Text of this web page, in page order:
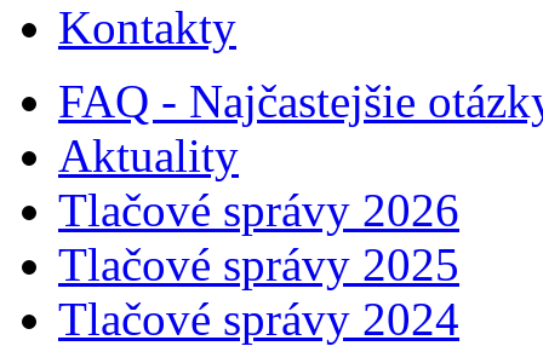
Kontakty
FAQ - Najčastejšie
Aktuality
Tlačové správy 2026
Tlačové správy 2025
Tlačové správy 2024